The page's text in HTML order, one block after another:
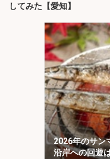
してみた【愛知】
2026年のサ
沿岸への回遊